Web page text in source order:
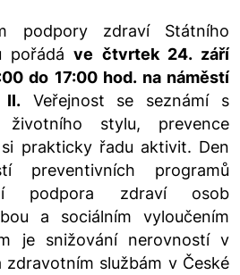
podpory zdraví Státního
pořádá ve čtvrtek 24. září
do 17:00 hod. na náměstí
II.Veřejnost se seznámí s
stylu, prevence
prakticky řadu aktivit. Den
preventivních programů
podpora zdraví osob
a sociálním vyloučením
je snižování nerovností v
službám v České